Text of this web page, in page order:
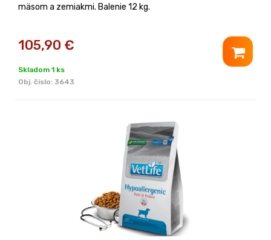
mäsom a zemiakmi. Balenie 12 kg.
105,90 €
Skladom 1 ks
Obj. čislo: 3643